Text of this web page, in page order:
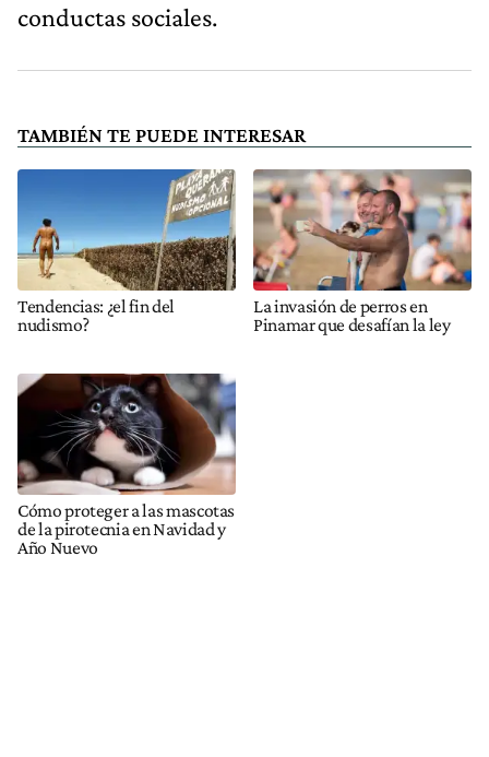
conductas sociales.
TAMBIÉN TE PUEDE INTERESAR
Tendencias: ¿el fin del
nudismo?
La invasión de perros en
Pinamar que desafían la ley
Cómo proteger a las mascotas
de la pirotecnia en Navidad y
Año Nuevo